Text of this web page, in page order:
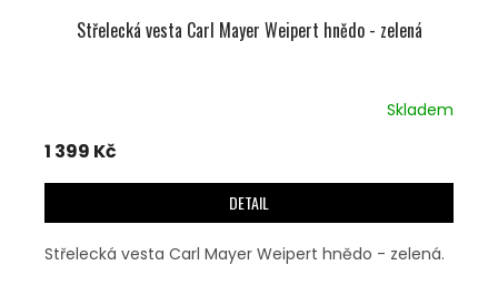
Střelecká vesta Carl Mayer Weipert hnědo - zelená
Skladem
1 399 Kč
DETAIL
Střelecká vesta Carl Mayer Weipert hnědo - zelená.